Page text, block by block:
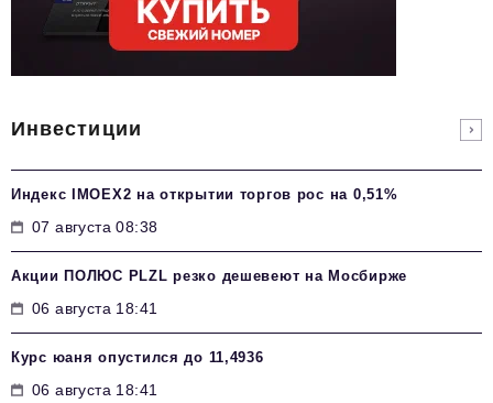
Инвестиции
Индекс IMOEX2 на открытии торгов рос на 0,51%
07 августа 08:38
Акции ПОЛЮС PLZL резко дешевеют на Мосбирже
06 августа 18:41
Курс юаня опустился до 11,4936
06 августа 18:41